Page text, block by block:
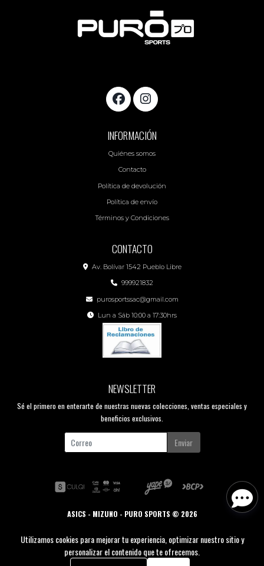
INFORMACIÓN
Quiénes somos
Contacto
Política de devolución
Política de envío
Términos y Condiciones
CONTACTO
Av. Bolívar 1542 Pueblo Libre
999921832
purosportssac@gmail.com
Lun a Sáb 10:00 a 17:30hrs
NEWSLETTER
Sé el primero en enterarte de nuestras nuevas colecciones, ventas especiales y
beneficios exclusivos.
Enviar
ASICS - MIZUNO - PURO SPORTS © 2026
Utilizamos cookies para mejorar tu experiencia, optimizar nuestro sitio y
personalizar el contenido que te ofrecemos.